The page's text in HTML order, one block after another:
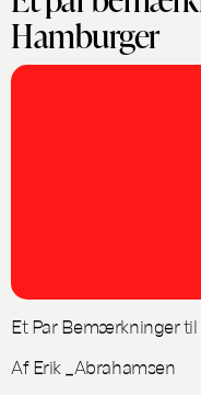
Hamburger
Et Par Bemærkninger til
Af Erik _Abrahamsen